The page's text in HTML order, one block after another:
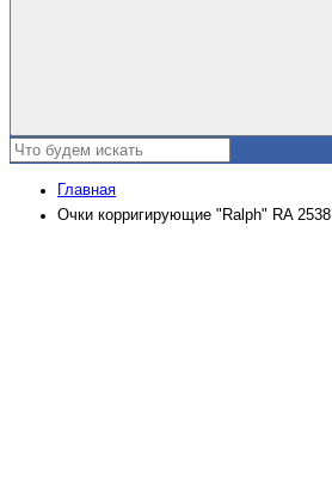
Главная
Очки корригирующие "Ralph" RA 2538